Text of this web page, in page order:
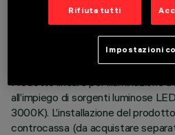
ULTIMO AGGIORNAMENTO: 05/08/2026
Prodotto lineare per illuminazione
all’impiego di sorgenti luminose
3000K). L’installazione del
controcassa (da acquistare
Rifiuta tutti
Impostazioni